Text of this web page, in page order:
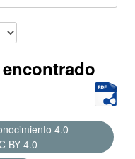
4.0
BY 4.0